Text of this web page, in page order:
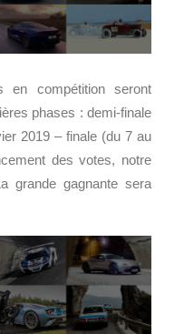
en compétition seront
phases : demi-finale
2019 – finale (du 7 au
des votes, notre
grande gagnante sera